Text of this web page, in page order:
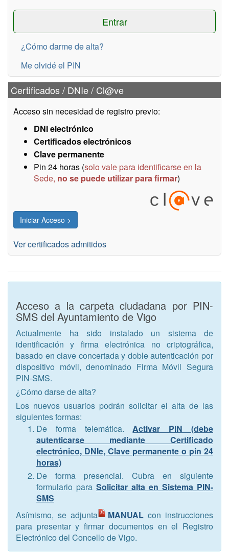
¿Cómo darme de alta?
Me olvidé el PIN
Certificados / DNIe / Cl@ve
Acceso sin necesidad de registro previo:
DNI electrónico
Certificados electrónicos
Clave permanente
Pin 24 horas (solo vale para identificarse en la
Sede, no se puede utilizar para firmar)
Ver certificados admitidos
Acceso a la carpeta ciudadana por PIN-
SMS del Ayuntamiento de Vigo
Actualmente ha sido instalado un sistema de
identificación y firma electrónica no criptográfica,
basado en clave concertada y doble autenticación por
dispositivo móvil, denominado Firma Móvil Segura
PIN-SMS.
¿Cómo darse de alta?
Los nuevos usuarios podrán solicitar el alta de las
siguientes formas:
De forma telemática.Activar PIN (debe
autenticarse mediante Certificado
electrónico, DNIe, Clave permanente o pin 24
horas)
De forma presencial. Cubra en siguiente
formulario para Solicitar alta en Sistema PIN-
SMS
Asímismo, se adjunta
MANUAL con instrucciones
para presentar y firmar documentos en el Registro
Electrónico del Concello de Vigo.